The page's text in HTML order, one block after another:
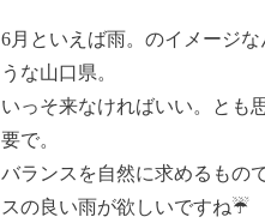
6月といえば雨。のイメージ
うな山口県。
いっそ来なければいい。とも
要で。
バランスを自然に求めるもの
スの良い雨が欲しいですね☔️